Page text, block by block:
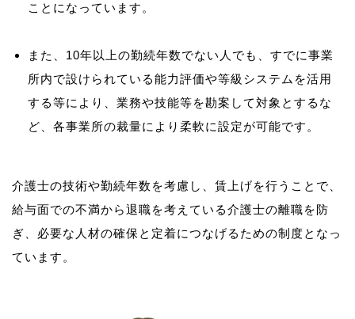
ことになっています。
また、10年以上の勤続年数でない人でも、すでに事業
所内で設けられている能力評価や等級システムを活用
する等により、業務や技能等を勘案して対象とするな
ど、各事業所の裁量により柔軟に設定が可能です。
介護士の技術や勤続年数を考慮し、賃上げを行うことで、
給与面での不満から退職を考えている介護士の離職を防
ぎ、必要な人材の確保と定着につなげるための制度となっ
ています。